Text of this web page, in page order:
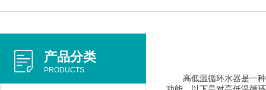
产品分类
PRODUCTS
高低温循环水器是一种常